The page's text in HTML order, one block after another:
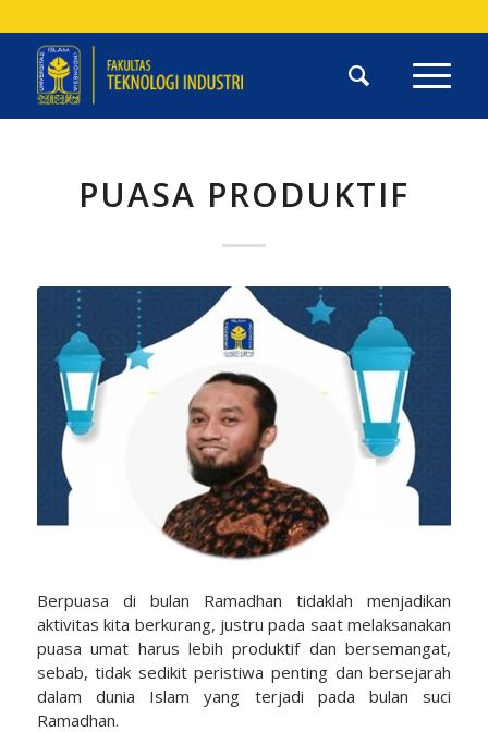
PUASA PRODUKTIF
Berpuasa di bulan Ramadhan tidaklah menjadikan
aktivitas kita berkurang, justru pada saat melaksanakan
puasa umat harus lebih produktif dan bersemangat,
sebab, tidak sedikit peristiwa penting dan bersejarah
dalam dunia Islam yang terjadi pada bulan suci
Ramadhan.